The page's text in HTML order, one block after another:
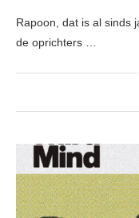
Rapoon, dat is al sinds
de oprichters …